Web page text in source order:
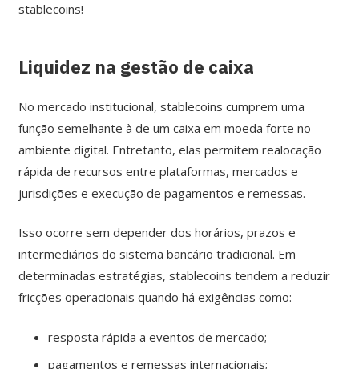
stablecoins!
Liquidez na gestão de caixa
No mercado institucional, stablecoins cumprem uma
função semelhante à de um caixa em moeda forte no
ambiente digital. Entretanto, elas permitem realocação
rápida de recursos entre plataformas, mercados e
jurisdições e execução de pagamentos e remessas.
Isso ocorre sem depender dos horários, prazos e
intermediários do sistema bancário tradicional. Em
determinadas estratégias, stablecoins tendem a reduzir
fricções operacionais quando há exigências como:
resposta rápida a eventos de mercado;
pagamentos e remessas internacionais;